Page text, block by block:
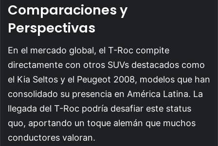
Comparaciones y
Perspectivas
En el mercado global, el T-Roc compite
directamente con otros SUVs destacados como
el Kia Seltos y el Peugeot 2008, modelos que han
consolidado su presencia en América Latina. La
llegada del T-Roc podría desafiar este status
quo, aportando un toque alemán que muchos
conductores valoran.